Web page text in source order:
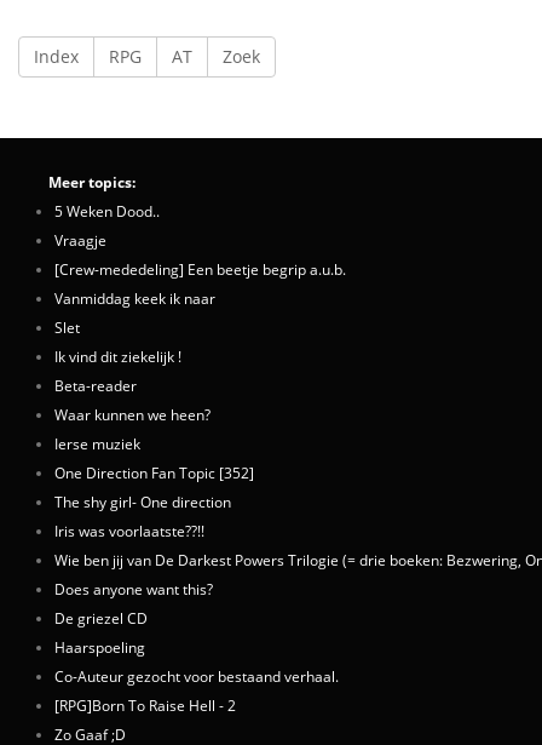
Index RPG AT Zoek
Meer topics:
5 Weken Dood..
Vraagje
[Crew-mededeling] Een beetje begrip a.u.b.
Vanmiddag keek ik naar
Slet
Ik vind dit ziekelijk !
Beta-reader
Waar kunnen we heen?
Ierse muziek
One Direction Fan Topic [352]
The shy girl- One direction
Iris was voorlaatste??!!
Wie ben jij van De Darkest Powers Trilogie (= drie boeken: Bezwering,
Does anyone want this?
De griezel CD
Haarspoeling
Co-Auteur gezocht voor bestaand verhaal.
[RPG]Born To Raise Hell - 2
Zo Gaaf ;D